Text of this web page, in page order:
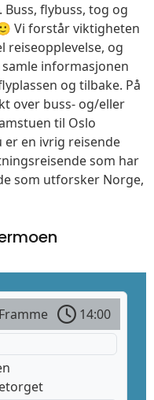
flybuss, tog og
Vi forstår viktigheten
og
informasjonen
og tilbake. På
over buss- og/eller
til Oslo
er en ivrig reisende
som har
som utforsker Norge,
Framme
14:00